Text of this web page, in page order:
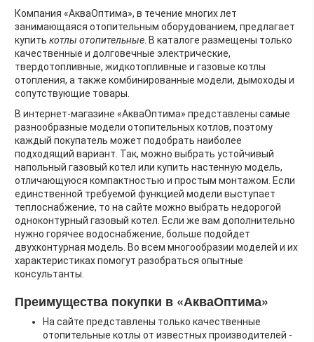
Компания «АкваОптима», в течение многих лет
занимающаяся отопительным оборудованием, предлагает
купить котлы отопительные. В каталоге размещены только
качественные и долговечные электрические,
твердотопливные, жидкотопливные и газовые котлы
отопления, а также комбинированные модели, дымоходы и
сопутствующие товары.
В интернет-магазине «АкваОптима» представлены самые
разнообразные модели отопительных котлов, поэтому
каждый покупатель может подобрать наиболее
подходящий вариант. Так, можно выбрать устойчивый
напольный газовый котел или купить настенную модель,
отличающуюся компактностью и простым монтажом. Если
единственной требуемой функцией модели выступает
теплоснабжение, то на сайте можно выбрать недорогой
одноконтурный газовый котел. Если же вам дополнительно
нужно горячее водоснабжение, больше подойдет
двухконтурная модель. Во всем многообразии моделей и их
характеристиках помогут разобраться опытные
консультанты.
Преимущества покупки в «АкваОптима»
На сайте представлены только качественные
отопительные котлы от известных производителей -